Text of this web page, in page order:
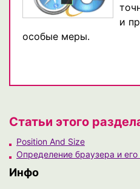
и
особые меры.
Статьи этого
Position And Size
Определение браузера и его
Инфо